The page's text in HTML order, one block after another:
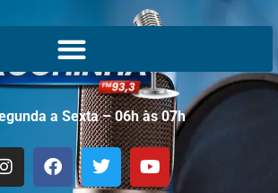
a Sexta – 06h às 07h